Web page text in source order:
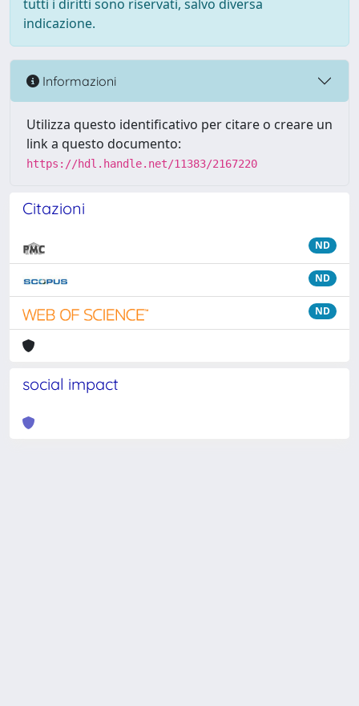
tutti i diritti sono riservati, salvo diversa
indicazione.
Informazioni
Utilizza questo identificativo per citare o creare un
link a questo documento:
https://hdl.handle.net/11383/2167220
Citazioni
ND
ND
ND
social impact